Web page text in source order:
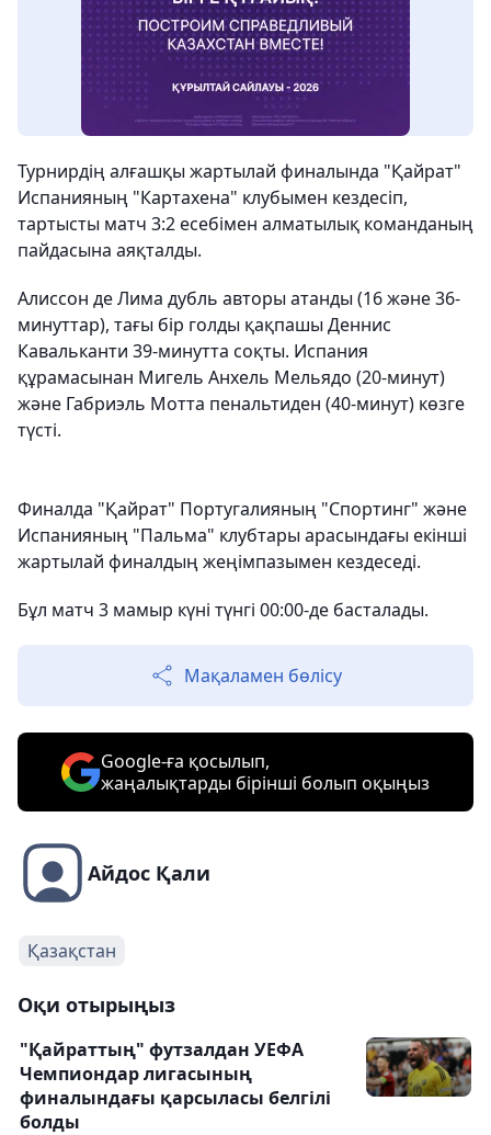
Турнирдің алғашқы жартылай финалында "Қайрат"
Испанияның "Картахена" клубымен кездесіп,
тартысты матч 3:2 есебімен алматылық команданың
пайдасына аяқталды.
Алиссон де Лима дубль авторы атанды (16 және 36-
минуттар), тағы бір голды қақпашы Деннис
Кавальканти 39-минутта соқты. Испания
құрамасынан Мигель Анхель Мельядо (20-минут)
және Габриэль Мотта пенальтиден (40-минут) көзге
түсті.
Финалда "Қайрат" Португалияның "Спортинг" және
Испанияның "Пальма" клубтары арасындағы екінші
жартылай финалдың жеңімпазымен кездеседі.
Бұл матч 3 мамыр күні түнгі 00:00-де басталады.
Мақаламен бөлісу
Google-ға қосылып,
жаңалықтарды бірінші болып оқыңыз
Айдос Қали
Қазақстан
Оқи отырыңыз
"Қайраттың" футзалдан УЕФА
Чемпиондар лигасының
финалындағы қарсыласы белгілі
болды